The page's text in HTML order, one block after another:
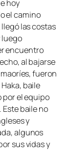
hoy
el camino
las costas
luego
encuentro
al bajarse
fueron
Haka, baile
por el equipo
Este baile no
y
algunos
sus vidas y